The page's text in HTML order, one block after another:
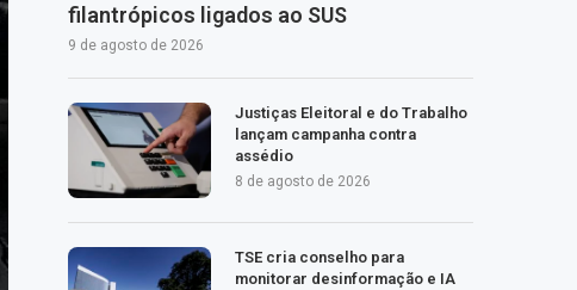
filantrópicos ligados ao SUS
9 de agosto de 2026
Justiças Eleitoral e do Trabalho
lançam campanha contra
assédio
8 de agosto de 2026
TSE cria conselho para
monitorar desinformação e IA